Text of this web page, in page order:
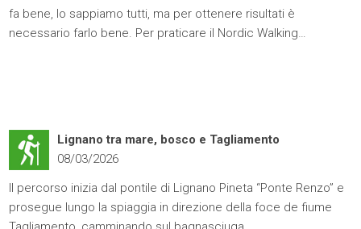
fa bene, lo sappiamo tutti, ma per ottenere risultati è
necessario farlo bene. Per praticare il Nordic Walking…
Lignano tra mare, bosco e Tagliamento
08/03/2026
Il percorso inizia dal pontile di Lignano Pineta “Ponte Renzo” e
prosegue lungo la spiaggia in direzione della foce de fiume